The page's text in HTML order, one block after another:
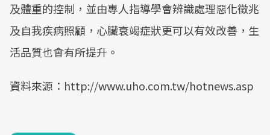
及體重的控制，並由專人指導學會辨識處理惡化徵兆
及自我疾病照顧，心臟衰竭症狀更可以有效改善，生
活品質也會有所提升。
資料來源：http://www.uho.com.tw/hotnews.asp